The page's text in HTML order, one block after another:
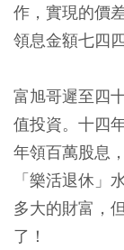
作，實現的價
領息金額七四四
富旭哥遲至四
值投資。十四
年領百萬股息
「樂活退休」
多大的財富，
了！